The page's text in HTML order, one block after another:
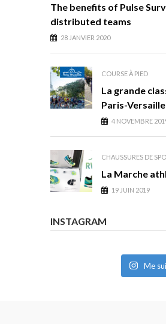
The benefits of Pulse
distributed teams
28 JANVIER 2020
COURSE À PIED
La grande
Paris-
4 NOVEMBRE
CHAUSSURES DE
La Marche
19 JUIN 2019
INSTAGRAM
Me